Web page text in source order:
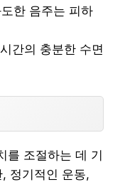
한 음주는 피하
간의 충분한 수면
를 조절하는 데 기
정기적인 운동,